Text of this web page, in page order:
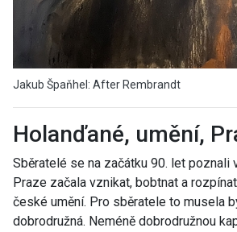
Jakub Špaňhel: After Rembrandt
Holanďané, umění,
Sběratelé se na začátku 90. let poznali
Praze začala vznikat, bobtnat a
české umění. Pro sběratele to musela
dobrodružná. Neméně dobrodružnou